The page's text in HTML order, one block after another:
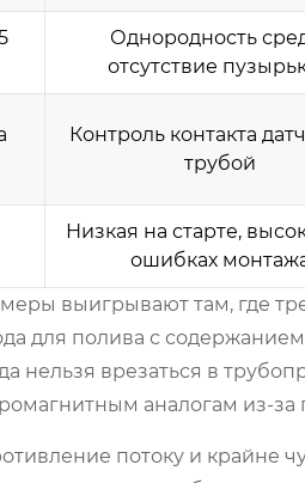
Однородность
отсутствие
Контроль контакта
трубой
Низкая на старте,
ошибках
выигрывают там, где
для полива с
врезаться в
аналогам из-
потоку и крайне